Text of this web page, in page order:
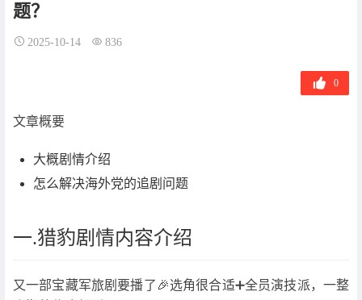
题？
2025-10-14 836
0
文章概要
大概剧情介绍
怎么解决海外党的追剧问题
一.猎豹剧情内容介绍
又一部宝藏军旅剧要播了🎉选角很合适➕全员演技派，一整